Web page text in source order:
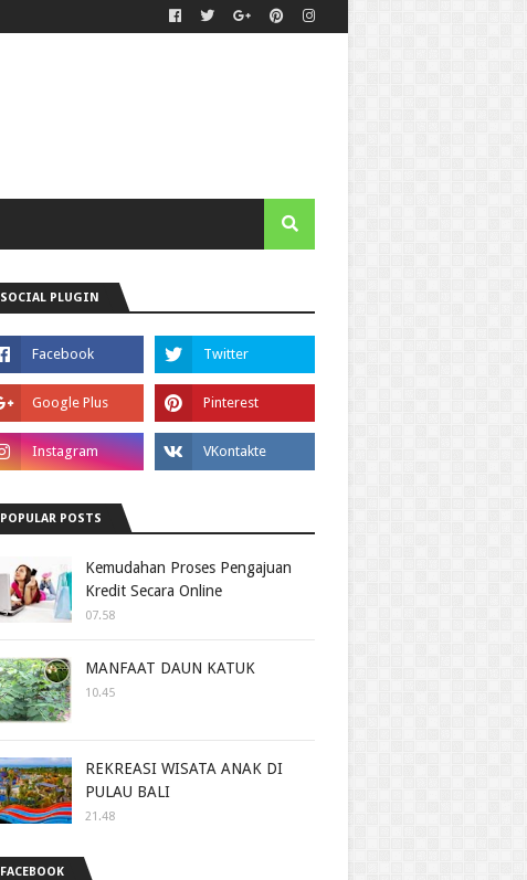
SOCIAL PLUGIN
POPULAR POSTS
Kemudahan Proses Pengajuan
Kredit Secara Online
07.58
MANFAAT DAUN KATUK
10.45
REKREASI WISATA ANAK DI
PULAU BALI
21.48
FACEBOOK